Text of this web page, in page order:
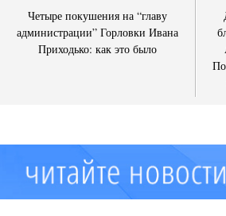
Четыре покушения на “главу
администрации” Горловки Ивана
Приходько: как это было